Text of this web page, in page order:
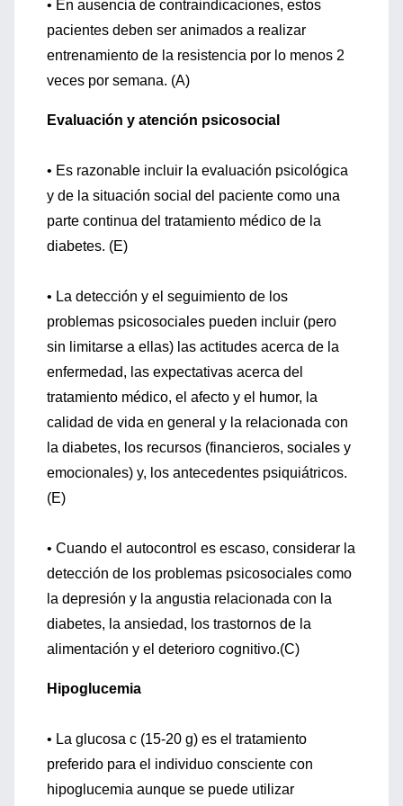
• En ausencia de contraindicaciones, estos
pacientes deben ser animados a realizar
entrenamiento de la resistencia por lo menos 2
veces por semana. (A)
Evaluación y atención psicosocial
• Es razonable incluir la evaluación psicológica
y de la situación social del paciente como una
parte continua del tratamiento médico de la
diabetes. (E)
• La detección y el seguimiento de los
problemas psicosociales pueden incluir (pero
sin limitarse a ellas) las actitudes acerca de la
enfermedad, las expectativas acerca del
tratamiento médico, el afecto y el humor, la
calidad de vida en general y la relacionada con
la diabetes, los recursos (financieros, sociales y
emocionales) y, los antecedentes psiquiátricos.
(E)
• Cuando el autocontrol es escaso, considerar la
detección de los problemas psicosociales como
la depresión y la angustia relacionada con la
diabetes, la ansiedad, los trastornos de la
alimentación y el deterioro cognitivo.(C)
Hipoglucemia
• La glucosa c (15-20 g) es el tratamiento
preferido para el individuo consciente con
hipoglucemia aunque se puede utilizar